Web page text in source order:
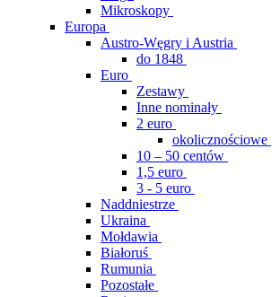
Mikroskopy
Europa
Austro-Węgry i Austria
do 1848
Euro
Zestawy
Inne nominały
2 euro
okolicznościowe
10 – 50 centów
1,5 euro
3 - 5 euro
Naddniestrze
Ukraina
Mołdawia
Białoruś
Rumunia
Pozostałe